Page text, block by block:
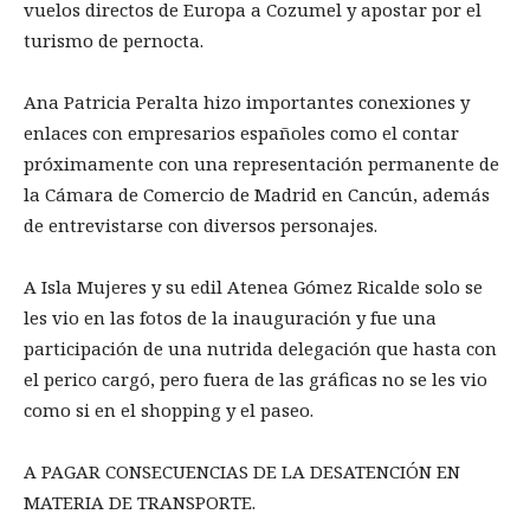
vuelos directos de Europa a Cozumel y apostar por el
turismo de pernocta.
Ana Patricia Peralta hizo importantes conexiones y
enlaces con empresarios españoles como el contar
próximamente con una representación permanente de
la Cámara de Comercio de Madrid en Cancún, además
de entrevistarse con diversos personajes.
A Isla Mujeres y su edil Atenea Gómez Ricalde solo se
les vio en las fotos de la inauguración y fue una
participación de una nutrida delegación que hasta con
el perico cargó, pero fuera de las gráficas no se les vio
como si en el shopping y el paseo.
A PAGAR CONSECUENCIAS DE LA DESATENCIÓN EN
MATERIA DE TRANSPORTE.